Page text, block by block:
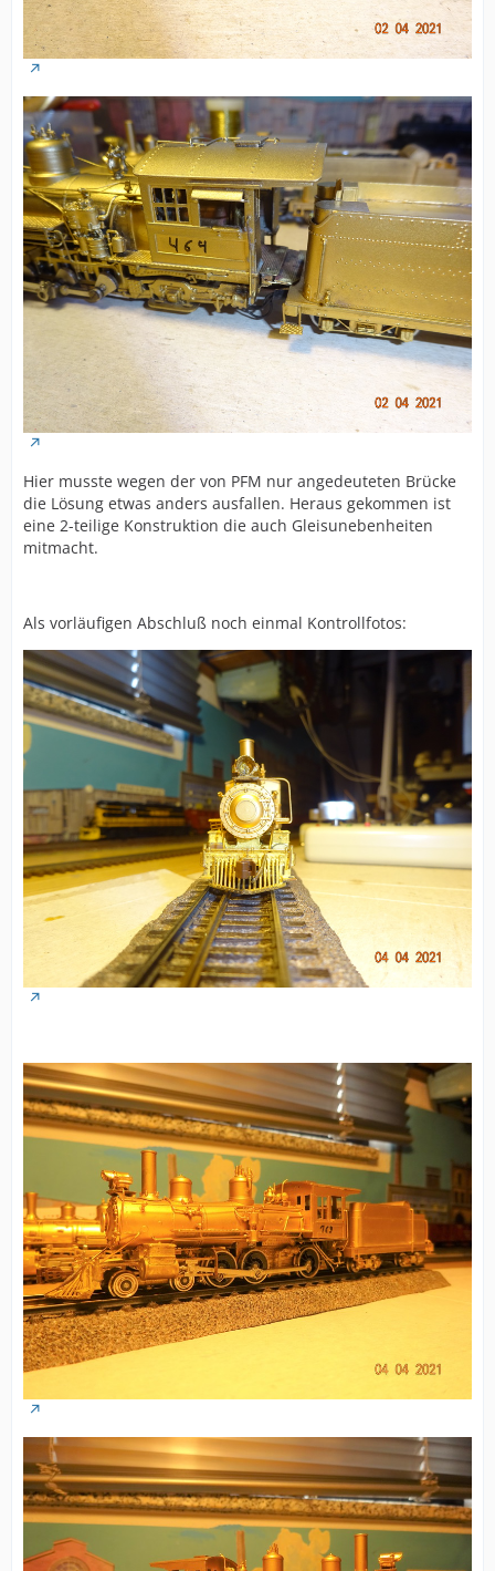
Hier musste wegen der von PFM nur angedeuteten Brücke
die Lösung etwas anders ausfallen. Heraus gekommen ist
eine 2-teilige Konstruktion die auch Gleisunebenheiten
mitmacht.
Als vorläufigen Abschluß noch einmal Kontrollfotos: